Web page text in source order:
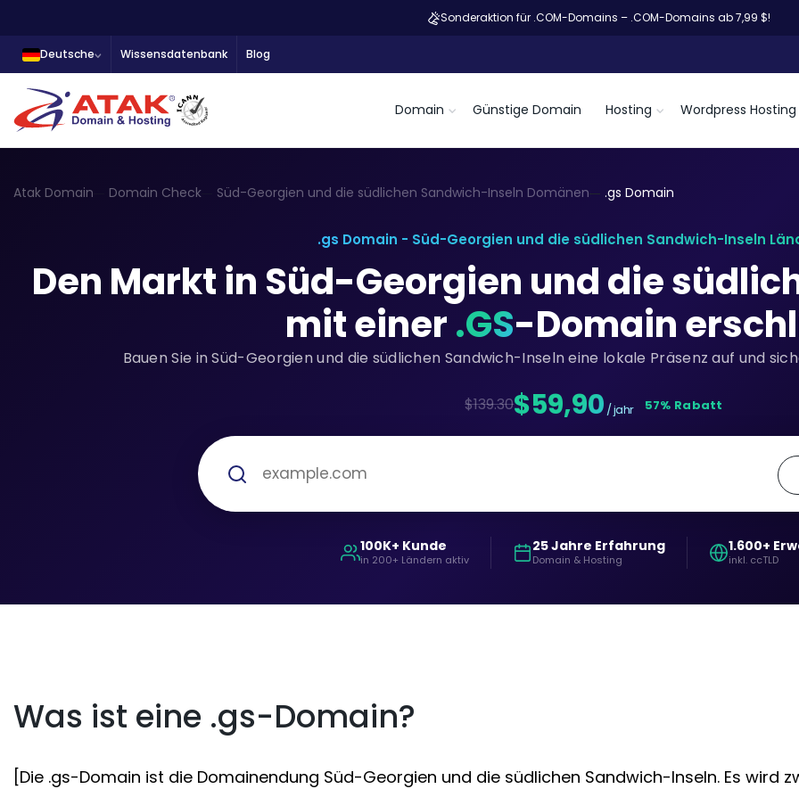
Sonderaktion für .COM-Domains – .COM-Domains ab 7,99 $!
Deutsche Wissensdatenbank Blog
Domain Günstige Domain Hosting Wordpress Hosting
Atak Domain Domain Check Süd-Georgien und die südlichen Sandwich-Inseln Domänen .gs Domain
.gs Domain - Süd-Georgien und die südlichen Sandwich-Inseln
Den Markt in Süd-Georgien und die
mit einer.GS-Domain
Bauen Sie in Süd-Georgien und die südlichen Sandwich-Inseln eine lokale Präsenz auf und
$139.30$59,90 / jahr 57% Rabatt
100K+ Kunde
in 200+ Ländern aktiv
25 Jahre Erfahrung
Domain & Hosting
1.600+
inkl. ccTLD
Was ist eine .gs-Domain?
[Die .gs-Domain ist die Domainendung Süd-Georgien und die südlichen Sandwich-Inseln. Es wird